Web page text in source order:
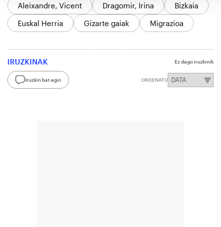
Aleixandre, Vicent
Dragomir, Irina
Bizkaia
Euskal Herria
Gizarte gaiak Migrazioa
IRUZKINAK Ez dago iruzkinik
Iruzkin bat egin ORDENATU